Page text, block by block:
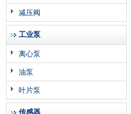
减压阀
工业泵
离心泵
油泵
叶片泵
传感器